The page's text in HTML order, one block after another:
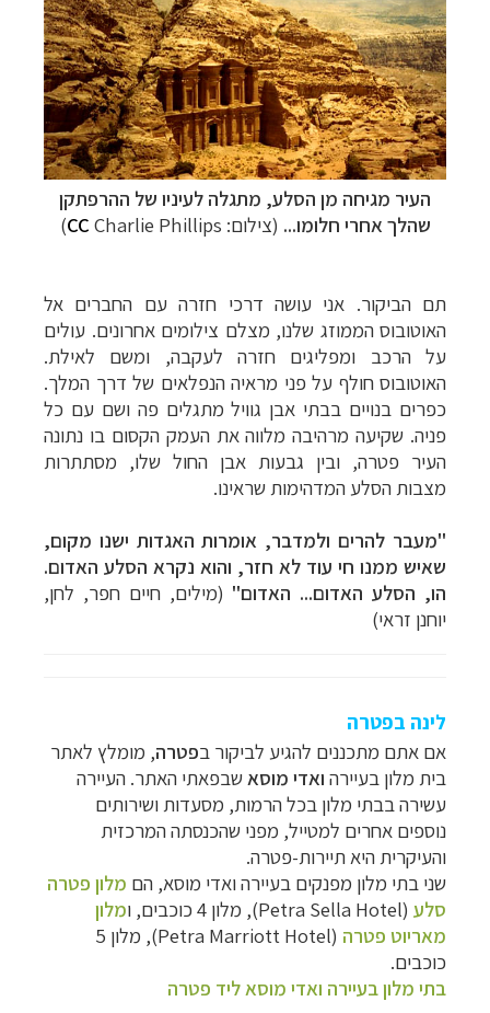
העיר מגיחה מן הסלע, מתגלה לעיניו של ההרפתקן
שהלך אחרי חלומו... (צילום: CC Charlie Phillips)
תם הביקור. אני עושה דרכי חזרה עם החברים אל
האוטובוס הממוזג שלנו, מצלם צילומים אחרונים. עולים
על הרכב ומפליגים חזרה לעקבה, ומשם לאילת.
האוטובוס חולף על פני מראיה הנפלאים של דרך המלך.
כפרים בנויים בבתי אבן גוויל מתגלים פה ושם עם כל
פניה. שקיעה מרהיבה מלווה את העמק הקסום בו נתונה
העיר פטרה, ובין גבעות אבן החול שלו, מסתתרות
מצבות הסלע המדהימות שראינו.
"מעבר להרים ולמדבר, אומרות האגדות ישנו מקום,
שאיש ממנו חי עוד לא חזר, והוא נקרא הסלע האדום.
הו, הסלע האדום... האדום" (מילים, חיים חפר, לחן,
יוחנן זראי)
לינה בפטרה
אם אתם מתכננים להגיע לביקור בפטרה, מומלץ לאתר
בית מלון בעיירה ואדי מוסאשבפאתי האתר. העיירה
עשירה בבתי מלון בכל הרמות, מסעדות ושירותים
נוספים אחרים למטייל, מפני שהכנסתה המרכזית
והעיקרית היא תיירות-פטרה.
שני בתי מלון מפנקים בעיירה ואדי מוסא, הם מלון פטרה
סלע (Petra Sella Hotel), מלון 4 כוכבים, ו
מלון
מאריוט פטרה
(Petra Marriott Hotel), מלון 5
כוכבים.
בתי מלון בעיירה ואדי מוסא ליד פטרה